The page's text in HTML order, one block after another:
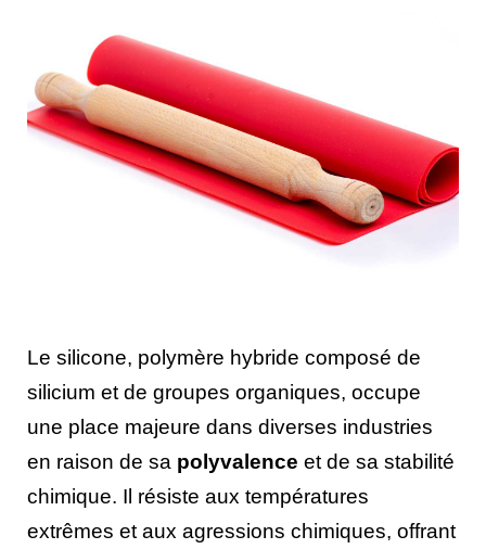
Le silicone, polymère hybride composé de
silicium et de groupes organiques, occupe
une place majeure dans diverses industries
en raison de sa polyvalence et de sa stabilité
chimique. Il résiste aux températures
extrêmes et aux agressions chimiques, offrant